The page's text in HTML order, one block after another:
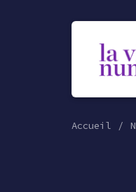
Accueil